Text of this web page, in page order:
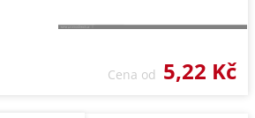
Cena od 5,22 Kč